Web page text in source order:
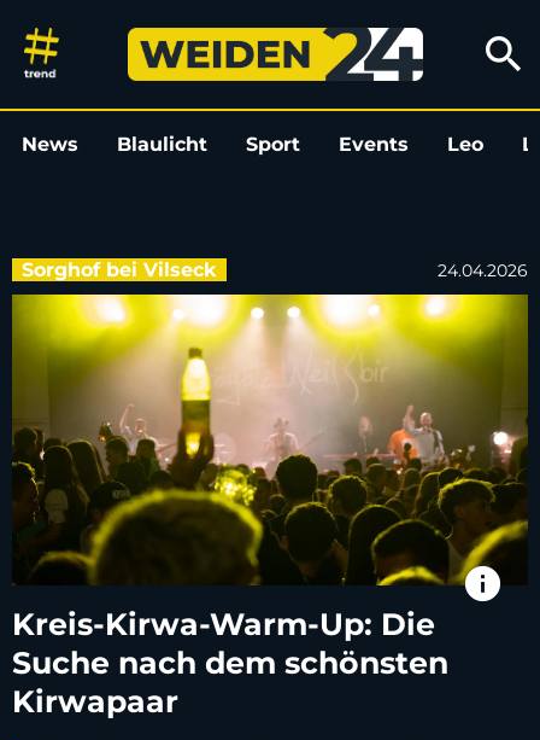
Kreis-Kirwa-Warm-Up: Die
search
News Blaulicht Sport Events Leo
Sorghof bei Vilseck 24.04.2026
info
Kreis-Kirwa-Warm-Up: Die
Suche nach dem schönsten
Kirwapaar